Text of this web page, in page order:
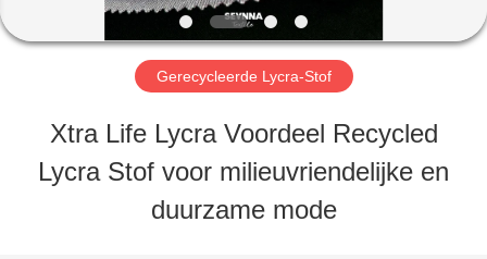
SHOW
ONGEVEER
ONS
FABRIEKSREIS
Gerecycleerde Lycra-Stof
Xtra Life Lycra Voordeel Recycled
Lycra Stof voor milieuvriendelijke en
duurzame mode